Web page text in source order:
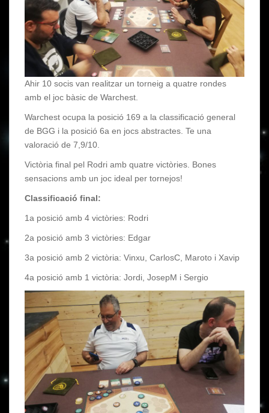
Ahir 10 socis van realitzar un torneig a quatre rondes
amb el joc bàsic de Warchest.
Warchest ocupa la posició 169 a la classificació general
de BGG i la posició 6a en jocs abstractes. Te una
valoració de 7,9/10.
Victòria final pel Rodri amb quatre victòries. Bones
sensacions amb un joc ideal per tornejos!
Classificació final:
1a posició amb 4 victòries: Rodri
2a posició amb 3 victòries: Edgar
3a posició amb 2 victòria: Vinxu, CarlosC, Maroto i Xavip
4a posició amb 1 victòria: Jordi, JosepM i Sergio